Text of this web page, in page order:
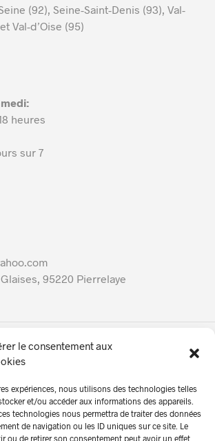
le consentement aux
expériences, nous utilisons des technologies telles
et/ou accéder aux informations des appareils.
technologies nous permettra de traiter des données
de navigation ou les ID uniques sur ce site. Le
ou de retirer son consentement peut avoir un effet
(92), Seine-Saint-Denis (93), Val-
Val-d’Oise (95)
heures
sur 7
95220 Pierrelaye
Marc Hortica
Nos services
En Photos!